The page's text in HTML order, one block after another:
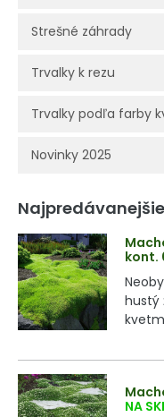
Strešné záhrady
Trvalky k rezu
Trvalky podľa farby
Novinky 2025
Najpredávanejšie
kont.
hustý
NA